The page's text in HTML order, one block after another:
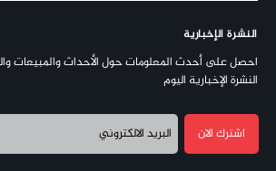
النشرة الإخبارية
احصل على أحدث المعلومات حول الأحداث والمبيعات
النشرة الإخبارية اليوم